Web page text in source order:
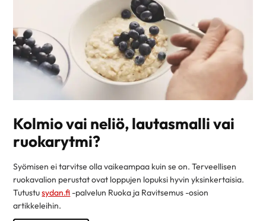
Kolmio vai neliö, lautasmalli vai
ruokarytmi?
Syömisen ei tarvitse olla vaikeampaa kuin se on. Terveellisen
ruokavalion perustat ovat loppujen lopuksi hyvin yksinkertaisia.
Tutustusydan.fi -palvelun Ruoka ja Ravitsemus -osion
artikkeleihin.